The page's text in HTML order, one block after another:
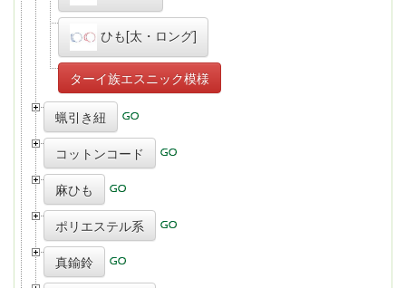
ひも[太・ロング]
ターイ族エスニック模様
蝋引き紐
コットンコード
麻ひも
ポリエステル系
真鍮鈴